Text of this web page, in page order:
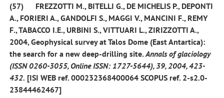
(57)
FREZZOTTI M., BITELLI G., DE MICHELIS P., DEPONTI
A., FORIERI A., GANDOLFI S.,MAGGI V., MANCINI F., REMY
F., TABACCO I.E., URBINI S., VITTUARI L., ZIRIZZOTTI A.,
2004, Geophysical survey at Talos Dome (East Antartica):
the search for a new deep-drilling site. Annals of glaciology
(ISSN 0260-3055, Online ISSN: 1727-5644), 39, 2004, 423-
432. [ISI WEB ref. 000232368400064 SCOPUS ref. 2-s2.0-
23844462467]